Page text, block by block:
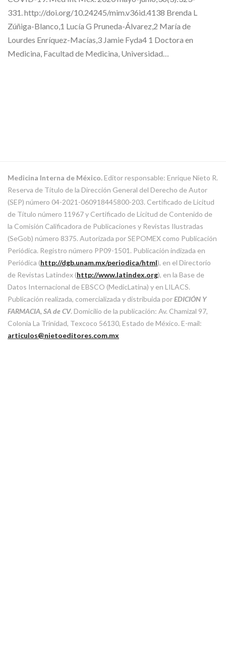
331. http://doi.org/10.24245/mim.v36id.4138 Brenda L
Zúñiga-Blanco,1 Lucía G Pruneda-Álvarez,2 María de
Lourdes Enríquez-Macías,3 Jamie Fyda4 1 Doctora en
Medicina, Facultad de Medicina, Universidad…
Medicina Interna de México.Editor responsable: Enrique Nieto R.
Reserva de Título de la Dirección General del Derecho de Autor
(SEP) número 04-2021-060918445800-203. Certificado de Licitud
de Título número 11967 y Certificado de Licitud de Contenido de
la Comisión Calificadora de Publicaciones y Revistas Ilustradas
(SeGob) número 8375. Autorizada por SEPOMEX como Publicación
Periódica. Registro número PP09-1501. Publicación indizada en
Periódica (http://dgb.unam.mx/periodica/html), en el Directorio
de Revistas Latindex (http://www.latindex.org), en la Base de
Datos Internacional de EBSCO (MedicLatina) y en LILACS.
Publicación realizada, comercializada y distribuida porEDICIÓN Y
FARMACIA, SA de CV. Domicilio de la publicación: Av. Chamizal 97,
Colonia La Trinidad, Texcoco 56130, Estado de México. E-mail:
articulos@nietoeditores.com.mx